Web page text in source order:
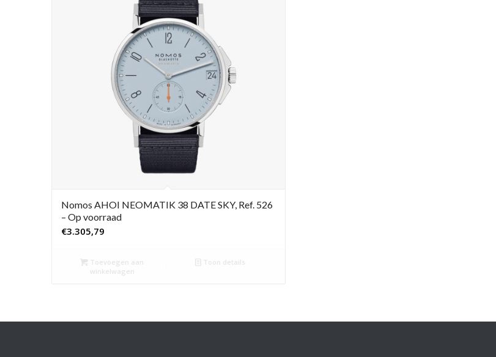
Nomos AHOI NEOMATIK 38 DATE SKY, Ref. 526
– Op voorraad
€3.305,79
Toevoegen aan
winkelwagen
Toon details